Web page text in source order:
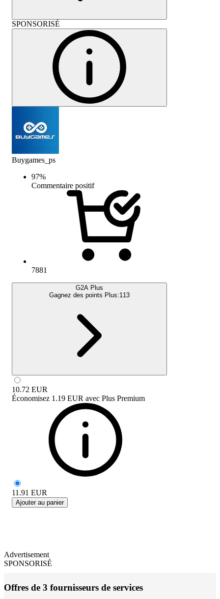
SPONSORISÉ
Buygames_ps
97%
Commentaire positif
7881
G2A Plus
Gagnez des points Plus:113
10.72 EUR
Économisez 1.19 EUR avec Plus Premium
11.91 EUR
Ajouter au panier
Advertisement
SPONSORISÉ
Offres de 3 fournisseurs de services